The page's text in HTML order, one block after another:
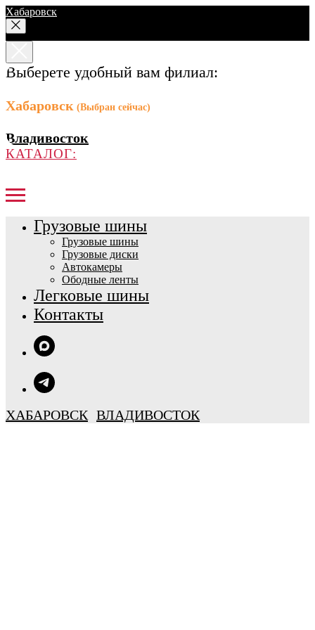
Хабаровск
Выберете удобный вам филиал:
Хабаровск (Выбран сейчас)
Владивосток
КАТАЛОГ:
Грузовые шины
Грузовые шины
Грузовые диски
Автокамеры
Ободные ленты
Легковые шины
Контакты
ХАБАРОВСК ВЛАДИВОСТОК